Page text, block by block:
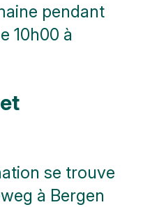
pendant
10h00 à
se trouve
à Bergen